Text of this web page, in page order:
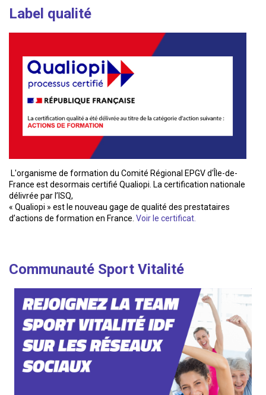
Label qualité
L'organisme de formation du Comité Régional EPGV d'Île-de-
France est desormais certifié Qualiopi. La certification nationale
délivrée par l’ISQ,
« Qualiopi » est le nouveau gage de qualité des prestataires
d’actions de formation en France. Voir le certificat.
Communauté Sport Vitalité